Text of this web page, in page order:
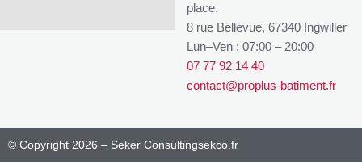
place.
8 rue Bellevue, 67340 Ingwiller
Lun–Ven : 07:00 – 20:00
07 77 92 14 40
contact@proplus-batiment.fr
© Copyright 2026 – Seker Consultingsekco.fr